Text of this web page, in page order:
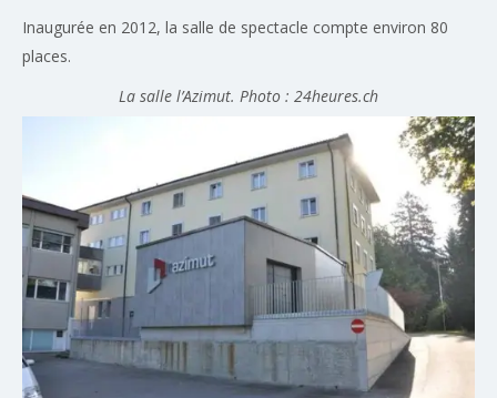
Inaugurée en 2012, la salle de spectacle compte environ 80
places.
La salle l’Azimut. Photo : 24heures.ch